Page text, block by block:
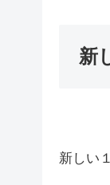
新
新しい